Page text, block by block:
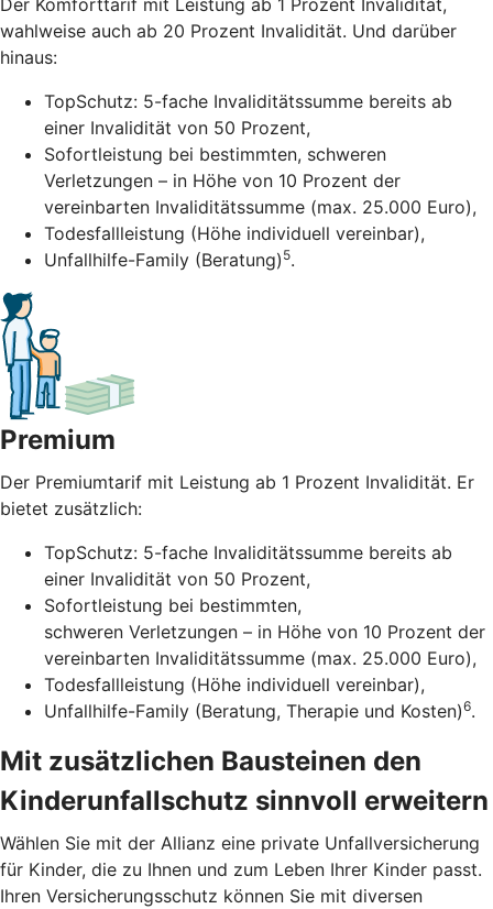
Der Komforttarif mit Leistung ab 1 Prozent Invalidität,
wahlweise auch ab 20 Prozent Invalidität. Und darüber
hinaus:
TopSchutz: 5-fache Invaliditätssumme bereits ab
einer Invalidität von 50 Prozent,
Sofortleistung bei bestimmten, schweren
Verletzungen – in Höhe von 10 Prozent der
vereinbarten Invaliditätssumme (max. 25.000 Euro),
Todesfallleistung (Höhe individuell vereinbar),
Unfallhilfe-Family (Beratung) 5.
Premium
Der Premiumtarif mit Leistung ab 1 Prozent Invalidität. Er
bietet zusätzlich:
TopSchutz: 5-fache Invaliditätssumme bereits ab
einer Invalidität von 50 Prozent,
Sofortleistung bei bestimmten,
schweren Verletzungen – in Höhe von 10 Prozent der
vereinbarten Invaliditätssumme (max. 25.000 Euro),
Todesfallleistung (Höhe individuell vereinbar),
Unfallhilfe-Family (Beratung, Therapie und Kosten)6.
Mit zusätzlichen Bausteinen den
Kinderunfallschutz sinnvoll erweitern
Wählen Sie mit der Allianz eine private Unfallversicherung
für Kinder, die zu Ihnen und zum Leben Ihrer Kinder passt.
Ihren Versicherungsschutz können Sie mit diversen